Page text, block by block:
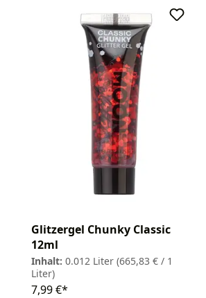
Glitzergel Chunky Classic
12ml
Inhalt: 0.012 Liter (665,83 € / 1
Liter)
7,99 €*